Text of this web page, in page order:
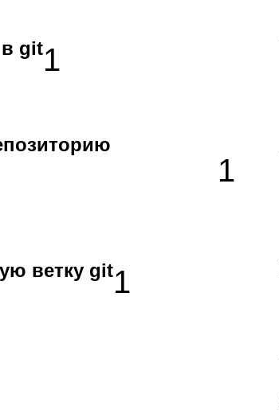
git1
1
ветку git1